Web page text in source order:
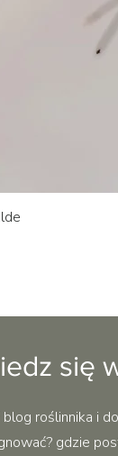
się
roślinnika i
gdzie